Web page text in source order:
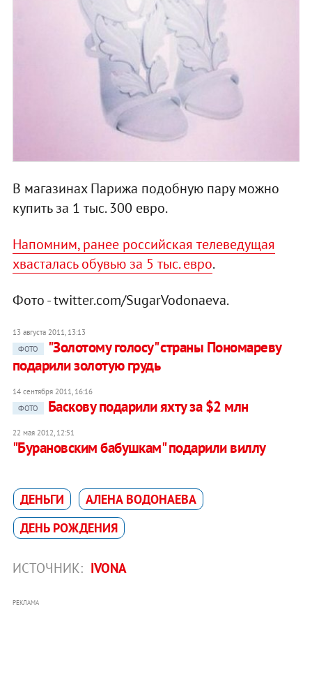
В магазинах Парижа подобную пару можно
купить за 1 тыс. 300 евро.
Напомним, ранее российская телеведущая
хвасталась обувью за 5 тыс. евро.
Фото - twitter.com/SugarVodonaeva.
13 августа 2011, 13:13
ФОТО
"Золотому голосу" страны Пономареву
подарили золотую грудь
14 сентября 2011, 16:16
ФОТО
Баскову подарили яхту за $2 млн
22 мая 2012, 12:51
"Бурановским бабушкам" подарили виллу
ДЕНЬГИ
АЛЕНА ВОДОНАЕВА
ДЕНЬ РОЖДЕНИЯ
ИСТОЧНИК: IVONA
РЕКЛАМА